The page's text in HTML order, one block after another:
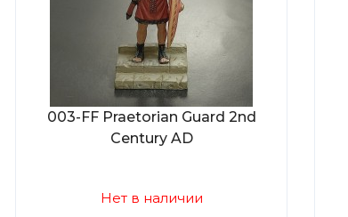
003-FF Praetorian Guard 2nd
Century AD
Нет в наличии